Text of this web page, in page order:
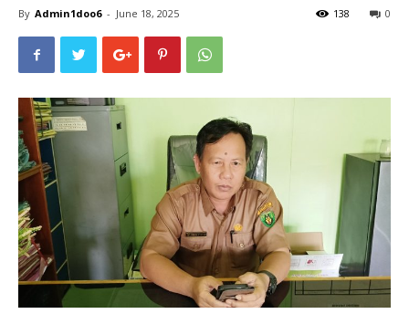
By Admin1doo6 - June 18, 2025 0
138